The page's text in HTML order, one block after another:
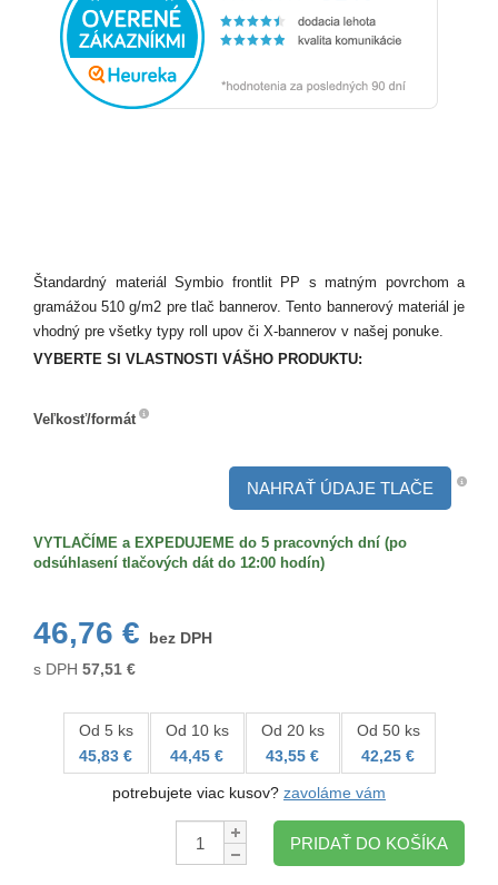
Štandardný materiál Symbio frontlit PP s matným povrchom a
gramážou 510 g/m2 pre tlač bannerov. Tento bannerový materiál je
vhodný pre všetky typy roll upov či X-bannerov v našej ponuke.
VYBERTE SI VLASTNOSTI VÁŠHO PRODUKTU:
Veľkosť/formát
NAHRAŤ ÚDAJE TLAČE
VYTLAČÍME a EXPEDUJEME do 5 pracovných dní (po
odsúhlasení tlačových dát do 12:00 hodín)
46,76 €
bez DPH
s DPH 57,51 €
Od 5 ks
45,83 €
Od 10 ks
44,45 €
Od 20 ks
43,55 €
Od 50 ks
42,25 €
potrebujete viac kusov? zavoláme vám
Množstvo:
PRIDAŤ DO KOŠÍKA